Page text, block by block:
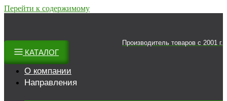
Перейти к содержимому
Производитель товаров c 2001 г.
КАТАЛОГ
О компании
Направления